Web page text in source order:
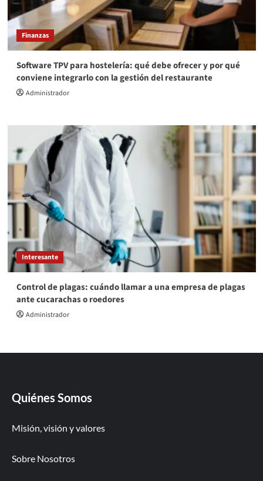
Finanzas
Software TPV para hostelería: qué debe ofrecer y por qué
conviene integrarlo con la gestión del restaurante
Administrador
Interesante
Control de plagas: cuándo llamar a una empresa de plagas
ante cucarachas o roedores
Administrador
Quiénes Somos
Misión, visión y valores
Sobre Nosotros